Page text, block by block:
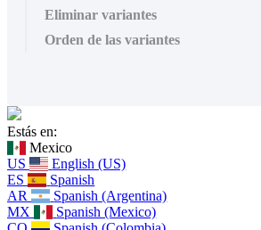
Eliminar variantes
Orden de las variantes
Estás en:
Mexico
US
English (US)
ES
Spanish
AR
Spanish (Argentina)
MX
Spanish (Mexico)